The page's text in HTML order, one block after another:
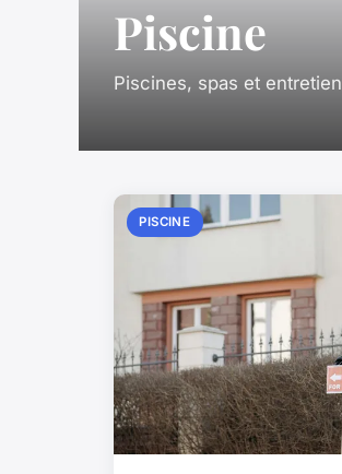
Piscine
Piscines, spas et entretien
PISCINE